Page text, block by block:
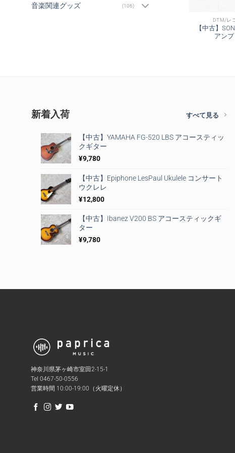
音楽関連グッズ (106)
DTM/レ
【中古】
アン
新着入荷 すべて見る
【中古】YAMAHA FG-520 LBS アコースティッ
クギター
¥9,780
【中古】Epiphone LesPaul Ukulele コンサート
ウクレレ
¥12,800
【中古】Ibanez V200 BS アコースティックギ
ター
¥9,780
神奈川県茅ヶ崎市室田2-15-1
Tel 0467-50-0556
営業時間 10:00-19:00（火曜定休）